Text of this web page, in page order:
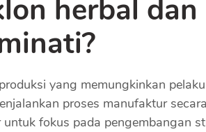
herbal dan
yang memungkinkan
proses manufaktur
fokus pada pengembangan